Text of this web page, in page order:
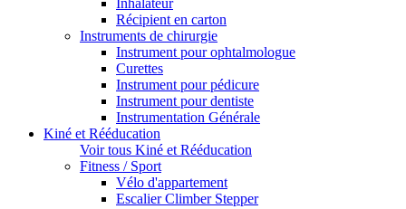
Inhalateur
Récipient en carton
Instruments de chirurgie
Instrument pour ophtalmologue
Curettes
Instrument pour pédicure
Instrument pour dentiste
Instrumentation Générale
Kiné et Rééducation
Voir tous Kiné et Rééducation
Fitness / Sport
Vélo d'appartement
Escalier Climber Stepper